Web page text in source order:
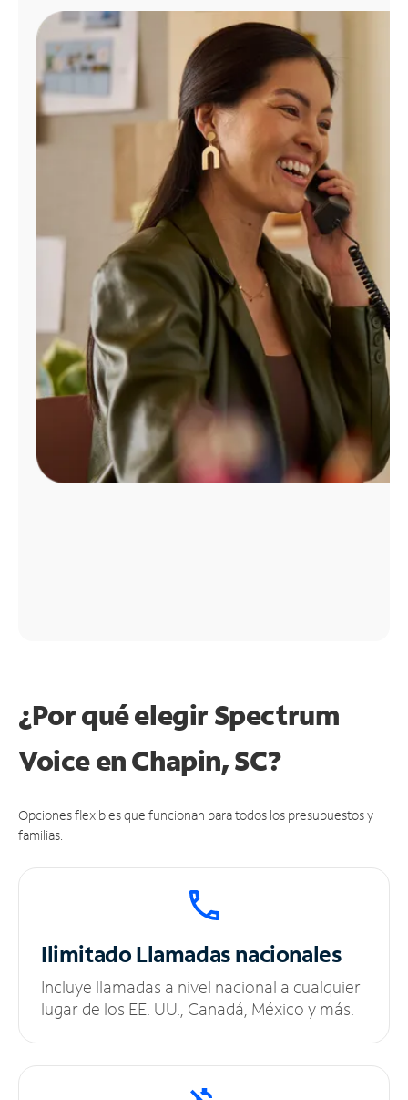
Administrar
cuenta
Encuentra
tienda
¿Por qué elegir Spectrum
Voice en Chapin, SC?
Opciones flexibles que funcionan para todos los presupuestos y
familias.
IlimitadoLlamadas nacionales
Incluye llamadas a nivel nacional a cualquier
lugar de los EE. UU., Canadá, México y más.